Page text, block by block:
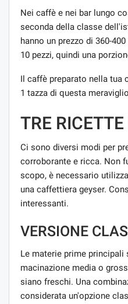
Nei caffè e nei bar lungo
seconda della classe
hanno un prezzo di 360-
10 pezzi, quindi una
Il caffè preparato nella tua
1 tazza di questa
TRE
Ci sono diversi modi per
corroborante e ricca. Non
scopo, è necessario
una caffettiera geyser.
interessanti.
VERSIONE
Le materie prime
macinazione media o
siano freschi. Una
considerata un'opzione